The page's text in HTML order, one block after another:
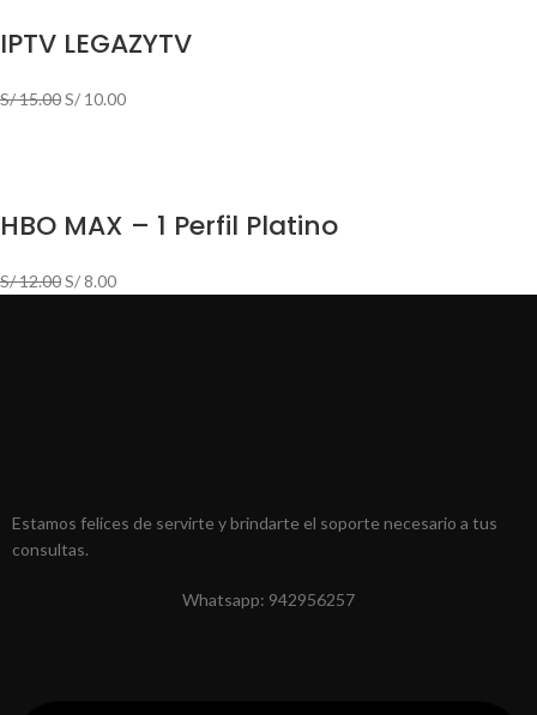
IPTV LEGAZYTV
S/15.00S/ 10.00
HBO MAX – 1 Perfil Platino
S/12.00S/8.00
Estamos felices de servirte y brindarte el soporte necesario a tus
consultas.
Whatsapp: 942956257